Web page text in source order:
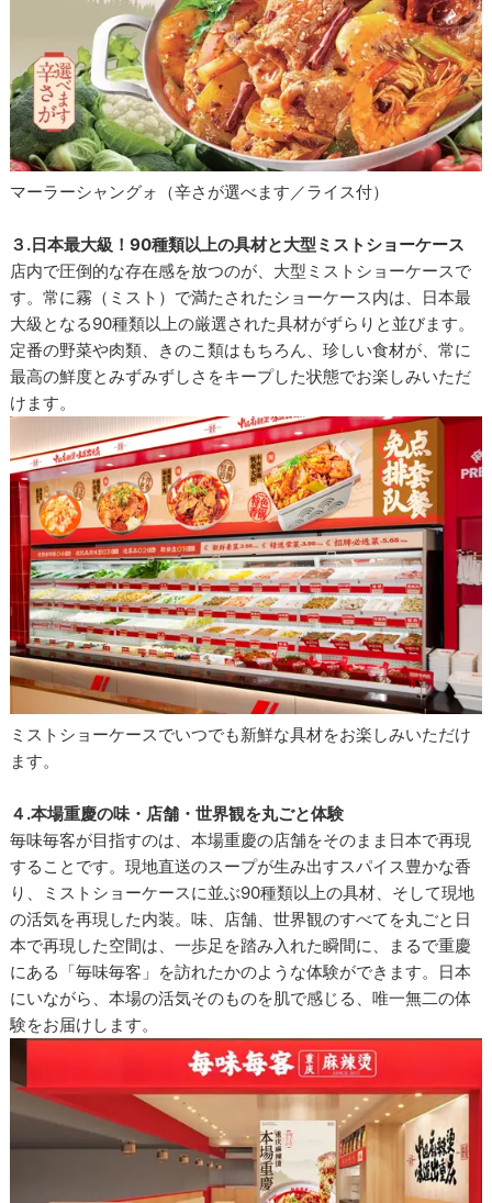
マーラーシャングォ（辛さが選べます／ライス付）
３.日本最大級！90種類以上の具材と大型ミストショーケース
店内で圧倒的な存在感を放つのが、大型ミストショーケースで
す。常に霧（ミスト）で満たされたショーケース内は、日本最
大級となる90種類以上の厳選された具材がずらりと並びます。
定番の野菜や肉類、きのこ類はもちろん、珍しい食材が、常に
最高の鮮度とみずみずしさをキープした状態でお楽しみいただ
けます。
ミストショーケースでいつでも新鮮な具材をお楽しみいただけ
ます。
４.本場重慶の味・店舗・世界観を丸ごと体験
毎味毎客が目指すのは、本場重慶の店舗をそのまま日本で再現
することです。現地直送のスープが生み出すスパイス豊かな香
り、ミストショーケースに並ぶ90種類以上の具材、そして現地
の活気を再現した内装。味、店舗、世界観のすべてを丸ごと日
本で再現した空間は、一歩足を踏み入れた瞬間に、まるで重慶
にある「毎味毎客」を訪れたかのような体験ができます。日本
にいながら、本場の活気そのものを肌で感じる、唯一無二の体
験をお届けします。